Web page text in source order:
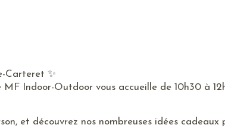
Carteret ✨
Indoor-Outdoor vous accueille de 10h30 à
et découvrez nos nombreuses idées cadeaux